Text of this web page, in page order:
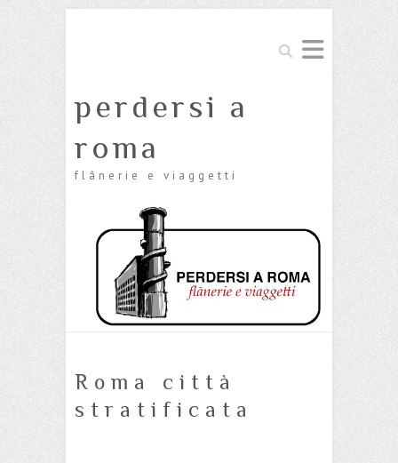
Cerca
perdersi a
roma
flânerie e viaggetti
Roma città
stratificata